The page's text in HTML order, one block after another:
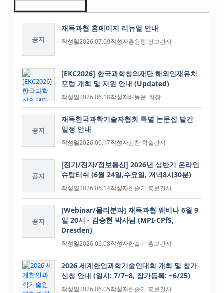
공지
재독과협 홈페이지 리뉴얼 안내
작성일2026.07.09작성자홍원형 정보간사
[EKC2026] 한국과학창의재단 해외인재유치
포럼 개최 및 지원 안내 (Updated)
작성일2026.06.18작성자배동운_회장
공지
재독한국과학기술자협회 특별 논문집 발간
일정 안내
작성일2026.06.17작성자김찬 학술간사
공지
[전기/전자/정보통신] 2026년 상반기 온라인
슈탐티쉬 (6월 24일,수요일, 저녁8시30분)
작성일2026.06.14작성자한슬기 홍보간사
공지
[Webinar/물리분과] 재독과협 웨비나 6월 9
일 20시 - 김승현 박사님 (MPI-CPfS,
Dresden)
작성일2026.06.08작성자한슬기 홍보간사
2026 세계한인과학기술인대회 개최 및 참가
신청 안내 (일시: 7/7~8, 참가등록: ~6/25)
작성일2026.06.05작성자한슬기 홍보간사